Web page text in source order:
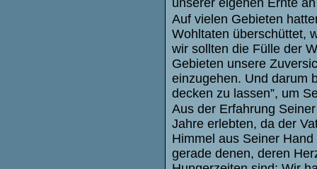
unserer eigenen Ernte
Auf vielen Gebieten
Wohltaten überschüttet,
wir sollten die Fülle der
Gebieten unsere
einzugehen. Und darum
decken zu lassen”, um
Aus der Erfahrung
Jahre erlebten, da der
Himmel aus Seiner
gerade denen, deren